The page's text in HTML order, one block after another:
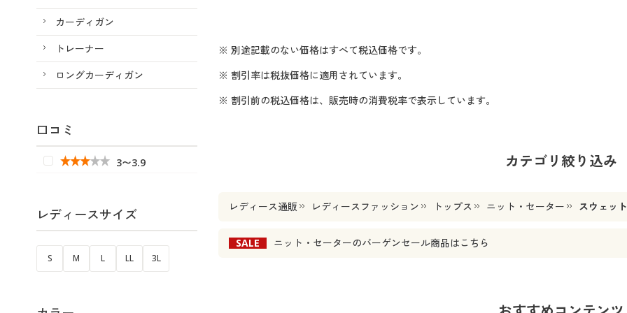
※ 別途記載のない価格はすべて税込価格です。
※ 割引率は税抜価格に適用されています。
※ 割引前の税込価格は、販売時の消費税率で表示しています。
カテゴリ絞り込み
レディース通販 レディースファッション トップス ニット・セーター スウェット
SALE ニット・セーターのバーゲンセール商品はこちら
カーディガン
トレーナー
ロングカーディガン
口コミ
3〜3.9
レディースサイズ
S M L LL 3L